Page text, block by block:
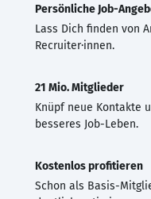
Persönliche Job-
Lass Dich finden von
Recruiter·innen.
21 Mio. Mitglieder
Knüpf neue Kontakte
besseres Job-Leben.
Kostenlos profitieren
Schon als Basis-